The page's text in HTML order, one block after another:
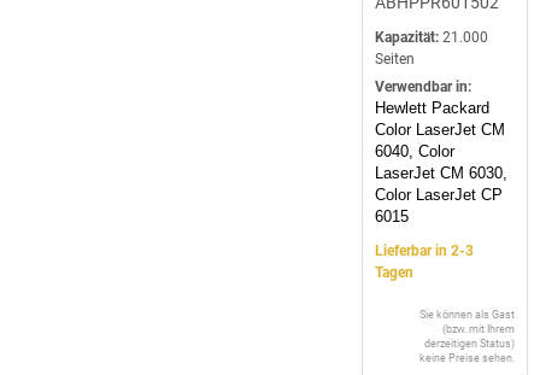
Kapazität: 21.000
Seiten
Verwendbar in:
Hewlett Packard
Color LaserJet CM
6040, Color
LaserJet CM 6030,
Color LaserJet CP
6015
Lieferbar in 2-3
Tagen
Sie können als Gast
(bzw. mit Ihrem
derzeitigen Status)
keine Preise sehen.